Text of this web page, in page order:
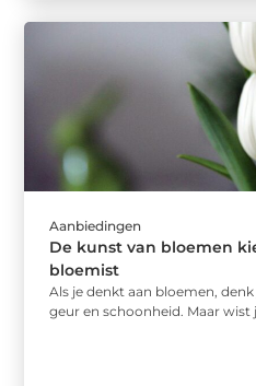
Aanbiedingen
De kunst van bloemen
bloemist
Als je denkt aan bloemen,
geur en schoonheid. Maar wist